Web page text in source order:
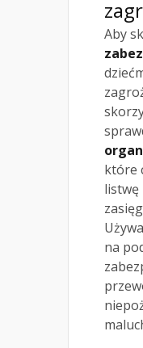
Aby
które
listwę
na